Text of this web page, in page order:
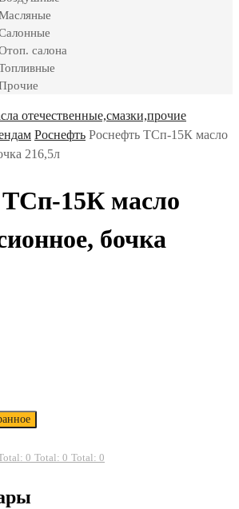
салона
отечественные,смазки,прочие
Роснефть Роснефть ТСп-15К масло
216,5л
15К масло
бочка
0 Total: 0 Total: 0